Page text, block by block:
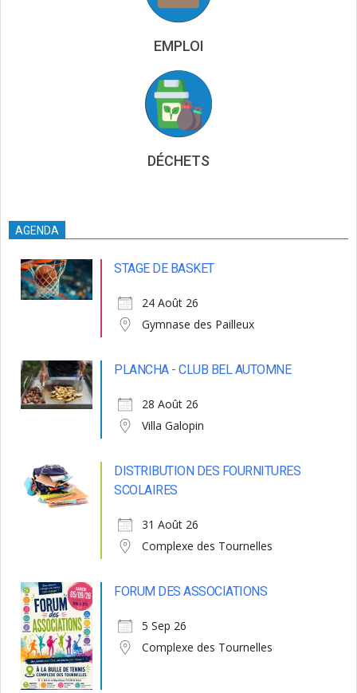
EMPLOI
DÉCHETS
AGENDA
STAGE DE BASKET
24 Août 26
Gymnase des Pailleux
PLANCHA - CLUB BEL AUTOMNE
28 Août 26
Villa Galopin
DISTRIBUTION DES FOURNITURES
SCOLAIRES
31 Août 26
Complexe des Tournelles
FORUM DES ASSOCIATIONS
5 Sep 26
Complexe des Tournelles